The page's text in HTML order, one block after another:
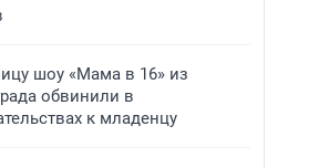
шоу «Мама в 16» из
обвинили в
к младенцу